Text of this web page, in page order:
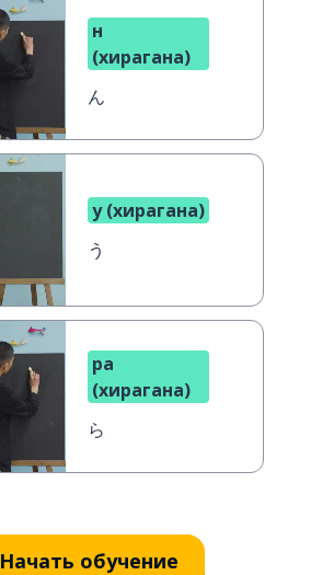
н
(хирагана)
ん
у (хирагана)
う
ра
(хирагана)
ら
Начать обучение